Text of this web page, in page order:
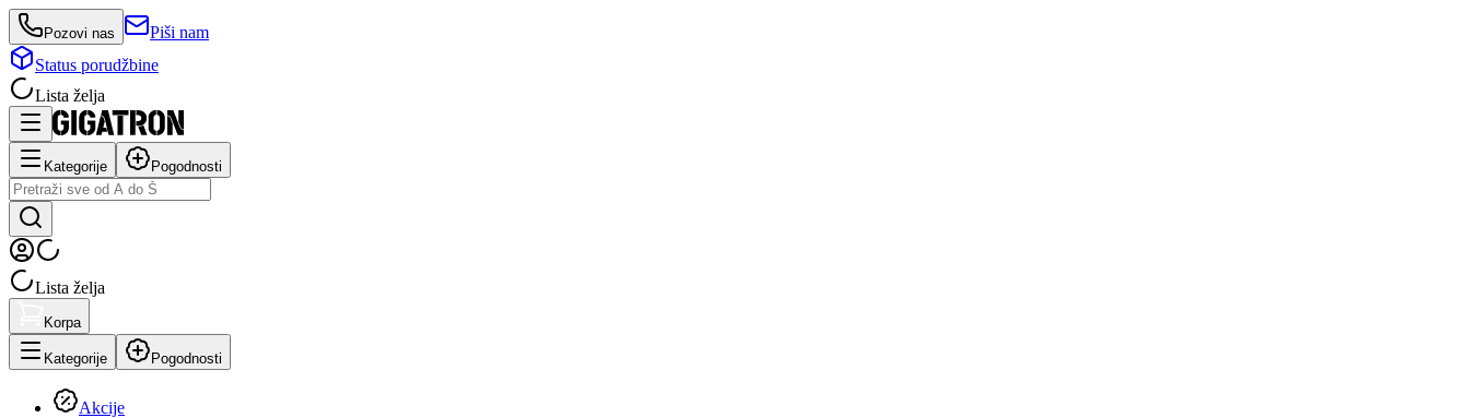
Pozovi nas
Piši nam
Status porudžbine
Lista želja
Kategorije Pogodnosti
Lista želja
Korpa
Kategorije Pogodnosti
Akcije